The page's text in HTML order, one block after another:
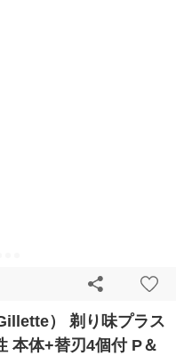
） 剃り味プラス
本体+替刃4個付 P＆